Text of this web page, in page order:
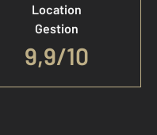
Location
Gestion
9,9/10